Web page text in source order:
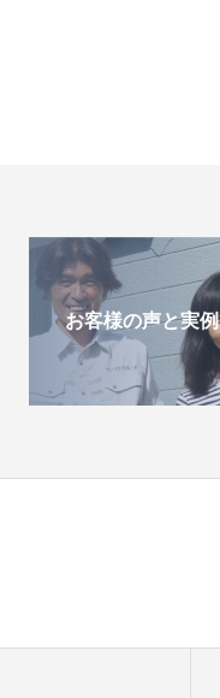
お客様の声と実例